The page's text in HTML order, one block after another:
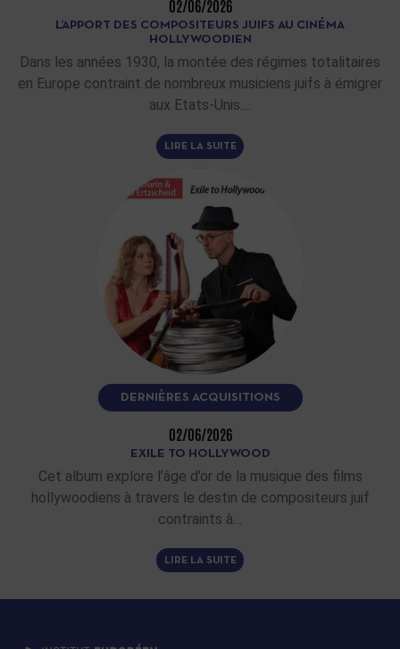
02/06/2026
L’APPORT DES COMPOSITEURS JUIFS AU CINÉMA
HOLLYWOODIEN
Dans les années 1930, la montée des régimes totalitaires
en Europe contraint de nombreux musiciens juifs à émigrer
aux Etats-Unis.…
LIRE LA SUITE
DERNIÈRES ACQUISITIONS
02/06/2026
EXILE TO HOLLYWOOD
Cet album explore l’âge d’or de la musique des films
hollywoodiens à travers le destin de compositeurs juif
contraints à…
LIRE LA SUITE